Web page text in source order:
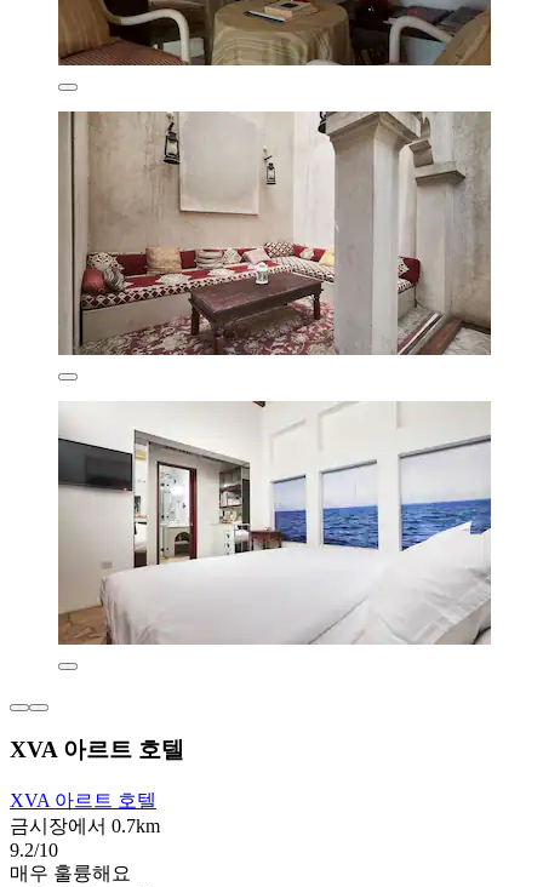
XVA 아르트 호텔
XVA 아르트 호텔
금시장에서 0.7km
9.2/10
매우 훌륭해요